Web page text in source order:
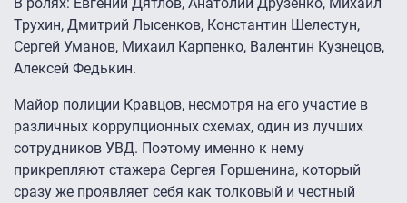
В ролях: Евгений Дятлов, Анатолий Друзенко, Михаил
Трухин, Дмитрий Лысенков, Константин Шелестун,
Сергей Уманов, Михаил Карпенко, Валентин Кузнецов,
Алексей Федькин.
Майор полиции Кравцов, несмотря на его участие в
различных коррупционных схемах, один из лучших
сотрудников УВД. Поэтому именно к нему
прикрепляют стажера Сергея Горшенина, который
сразу же проявляет себя как толковый и честный